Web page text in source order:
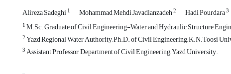
Alireza Sadeghi1 Mohammad Mehdi Javadianzadeh2 Hadi Pourdara3
1M.Sc. Graduate of Civil Engineering-Water and Hydraulic Structure
2Yazd Regional Water Authority, Ph.D. of Civil Engineering, K.N.Toosi
3Assistant Professor, Department of Civil Engineering, Yazd University.